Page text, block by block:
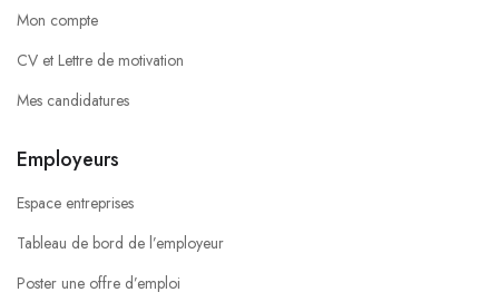
Mon compte
CV et Lettre de motivation
Mes candidatures
Employeurs
Espace entreprises
Tableau de bord de l’employeur
Poster une offre d’emploi